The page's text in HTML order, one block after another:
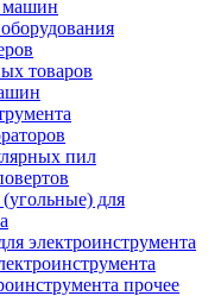
машин
товаров
пил
для
электроинструмента
прочее